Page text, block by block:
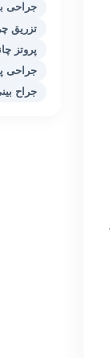
جراحی
تزریق
پروتز
جراحی
جراح